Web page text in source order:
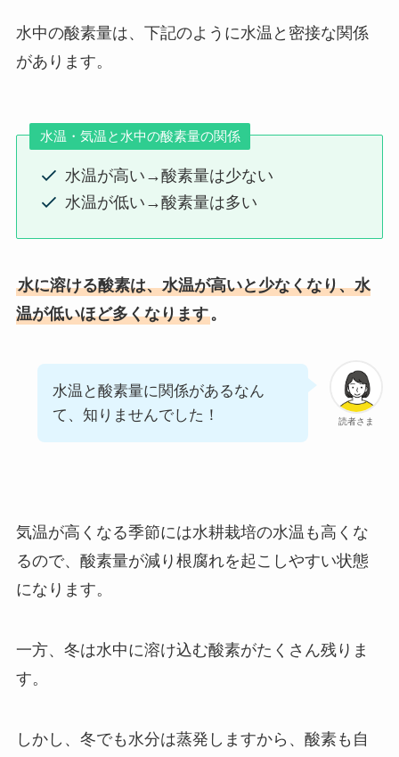
水中の酸素量は、下記のように水温と密接な関係
があります。
水温・気温と水中の酸素量の関係
水温が高い→酸素量は少ない
水温が低い→酸素量は多い
水に溶ける酸素は、水温が高いと少なくなり、水
温が低いほど多くなります。
読者さま
水温と酸素量に関係があるなん
て、知りませんでした！
気温が高くなる季節には水耕栽培の水温も高くな
るので、酸素量が減り根腐れを起こしやすい状態
になります。
一方、冬は水中に溶け込む酸素がたくさん残りま
す。
しかし、冬でも水分は蒸発しますから、酸素も自